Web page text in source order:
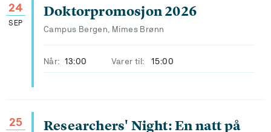
24
SEP
Doktorpromosjon 2026
Campus Bergen, Mimes Brønn
Når: 13:00 Varer til: 15:00
25
Researchers' Night: En natt på